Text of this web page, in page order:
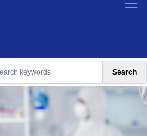
Search